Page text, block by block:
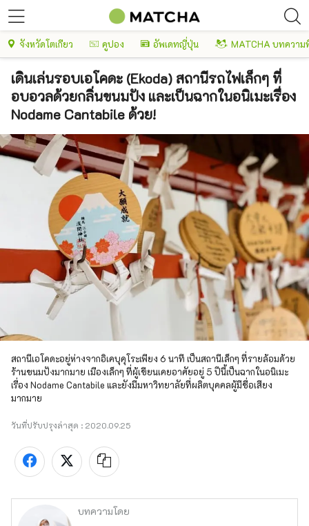
จังหวัดโตเกียว คูปอง อัพเดทญี่ปุ่น MATCHA บทความ
เดินเล่นรอบเอโคดะ (Ekoda) สถานีรถไฟเล็กๆ ที่
อบอวลด้วยกลิ่นขนมปัง และเป็นฉากในอนิเมะเรื่อง
Nodame Cantabile ด้วย!
สถานีเอโคดะอยู่ห่างจากอิเคบุคุโระเพียง 6 นาที เป็นสถานีเล็กๆ ที่รายล้อมด้วย
ร้านขนมปังมากมาย เมืองเล็กๆ ที่ผู้เขียนเคยอาศัยอยู่ 5 ปีนี้เป็นฉากในอนิเมะ
เรื่อง Nodame Cantabile และยังมีมหาวิทยาลัยที่ผลิตบุคคลผู้มีชื่อเสียง
มากมาย
วันที่ปรับปรุงล่าสุด : 2020.09.25
บทความโดย